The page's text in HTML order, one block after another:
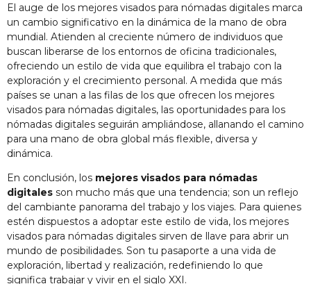
El auge de los mejores visados para nómadas digitales marca
un cambio significativo en la dinámica de la mano de obra
mundial. Atienden al creciente número de individuos que
buscan liberarse de los entornos de oficina tradicionales,
ofreciendo un estilo de vida que equilibra el trabajo con la
exploración y el crecimiento personal. A medida que más
países se unan a las filas de los que ofrecen los mejores
visados para nómadas digitales, las oportunidades para los
nómadas digitales seguirán ampliándose, allanando el camino
para una mano de obra global más flexible, diversa y
dinámica.
En conclusión, los mejores visados para nómadas
digitales son mucho más que una tendencia; son un reflejo
del cambiante panorama del trabajo y los viajes. Para quienes
estén dispuestos a adoptar este estilo de vida, los mejores
visados para nómadas digitales sirven de llave para abrir un
mundo de posibilidades. Son tu pasaporte a una vida de
exploración, libertad y realización, redefiniendo lo que
significa trabajar y vivir en el siglo XXI.